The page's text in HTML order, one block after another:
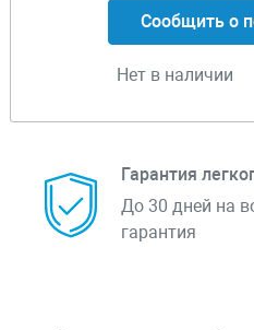
Сообщить о
Нет в наличии
Гарантия
До 30 дней на
гарантия